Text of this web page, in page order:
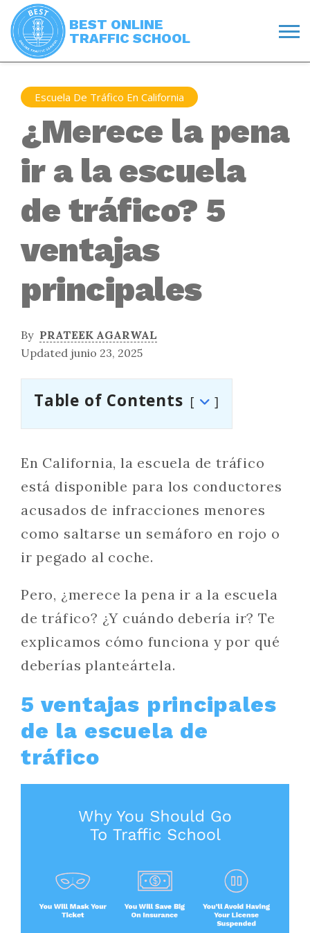
BEST ONLINE
TRAFFIC SCHOOL
Escuela De Tráfico En California
¿Merece la pena
ir a la escuela
de tráfico? 5
ventajas
principales
By PRATEEK AGARWAL
Updated junio 23, 2025
Table of Contents
En California, la escuela de tráfico
está disponible para los conductores
acusados de infracciones menores
como saltarse un semáforo en rojo o
ir pegado al coche.
Pero, ¿merece la pena ir a la escuela
de tráfico? ¿Y cuándo debería ir? Te
explicamos cómo funciona y por qué
deberías planteártela.
5 ventajas principales
de la escuela de
tráfico